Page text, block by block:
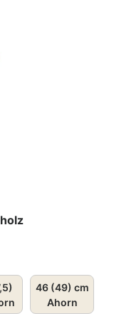
46 (49) cm
Ahorn